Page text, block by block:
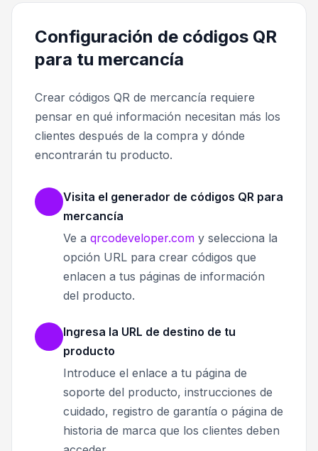
Configuración de códigos QR
para tu mercancía
Crear códigos QR de mercancía requiere
pensar en qué información necesitan más los
clientes después de la compra y dónde
encontrarán tu producto.
Visita el generador de códigos QR para
mercancía
Ve a qrcodeveloper.com y selecciona la
opción URL para crear códigos que
enlacen a tus páginas de información
del producto.
Ingresa la URL de destino de tu
producto
Introduce el enlace a tu página de
soporte del producto, instrucciones de
cuidado, registro de garantía o página de
historia de marca que los clientes deben